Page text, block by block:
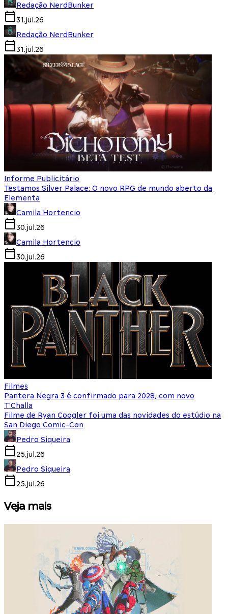
Redação NerdBunker
31.jul.26
Redação NerdBunker
31.jul.26
Informe Publicitário
Testamos Silver Palace: O novo RPG de mundo aberto da
Elementa
Camila Hortencio
30.jul.26
Camila Hortencio
30.jul.26
Filmes
Pantera Negra 3 é confirmado para 2028, com novo
T'Challa
Filme de Ryan Coogler foi uma das novidades do estúdio na
San Diego Comic-Con
Pedro Siqueira
25.jul.26
Pedro Siqueira
25.jul.26
Veja mais